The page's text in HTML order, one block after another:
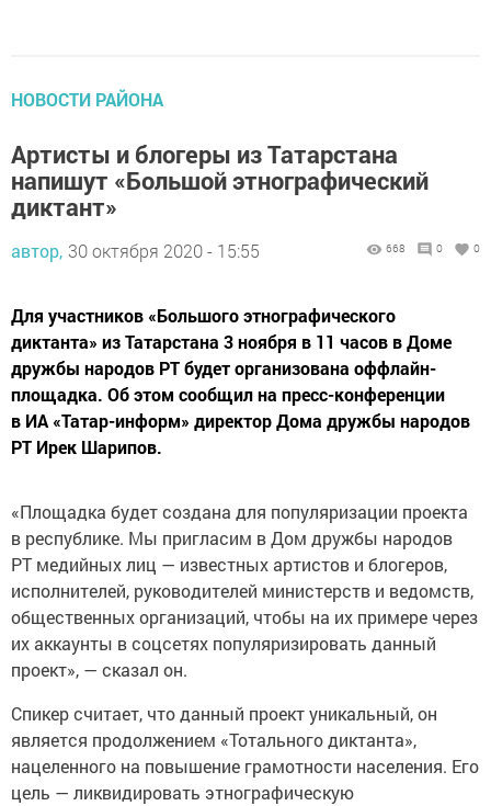
НОВОСТИ РАЙОНА
Артисты и блогеры из Татарстана
напишут «Большой этнографический
диктант»
автор, 30 октября 2020 - 15:55 668 0 0
Для участников «Большого этнографического
диктанта» из Татарстана 3 ноября в 11 часов в Доме
дружбы народов РТ будет организована оффлайн-
площадка. Об этом сообщил на пресс-конференции
в ИА «Татар-информ» директор Дома дружбы народов
РТ Ирек Шарипов.
«Площадка будет создана для популяризации проекта
в республике. Мы пригласим в Дом дружбы народов
РТ медийных лиц — известных артистов и блогеров,
исполнителей, руководителей министерств и ведомств,
общественных организаций, чтобы на их примере через
их аккаунты в соцсетях популяризировать данный
проект», — сказал он.
Спикер считает, что данный проект уникальный, он
является продолжением «Тотального диктанта»,
нацеленного на повышение грамотности населения. Его
цель — ликвидировать этнографическую